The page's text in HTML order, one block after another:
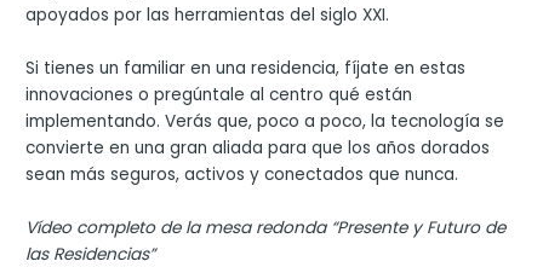
apoyados por las herramientas del siglo XXI.
Si tienes un familiar en una residencia, fíjate en estas
innovaciones o pregúntale al centro qué están
implementando. Verás que, poco a poco, la tecnología se
convierte en una gran aliada para que los años dorados
sean más seguros, activos y conectados que nunca.
Vídeo completo de la mesa redonda “Presente y Futuro de
las Residencias”